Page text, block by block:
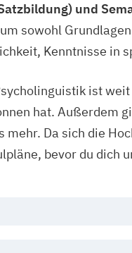
und
sowohl
Kenntnisse in
ist
hat. Außerdem
mehr. Da sich die
bevor du dich